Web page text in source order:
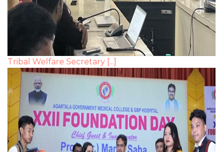
Tribal Welfare Secretary [...]